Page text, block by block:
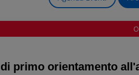
primo orientamento